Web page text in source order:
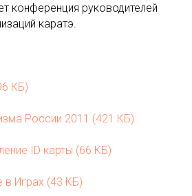
конференция руководителей
каратэ.
КБ)
России 2011 (421 КБ)
ID карты (66 КБ)
в Играх (43 КБ)